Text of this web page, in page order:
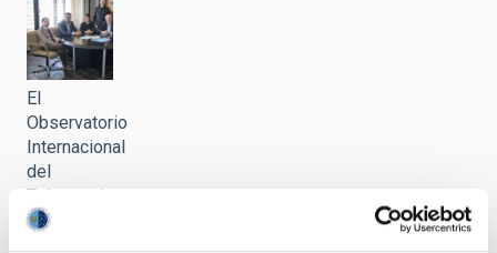
El
Observatorio
Internacional
del
Telescopio
de 30